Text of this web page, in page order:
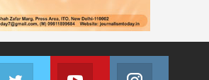
Twitter Youtube